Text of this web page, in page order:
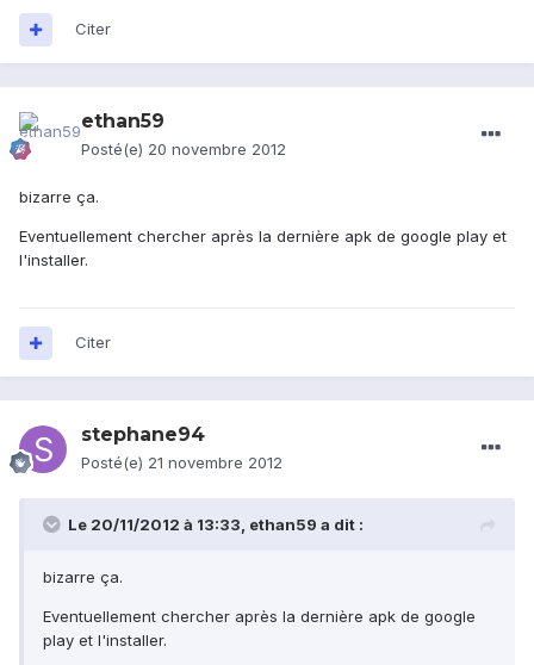
Citer
ethan59
Posté(e) 20 novembre 2012
bizarre ça.
Eventuellement chercher après la dernière apk de google play et
l'installer.
Citer
stephane94
Posté(e) 21 novembre 2012
Le 20/11/2012 à 13:33, ethan59 a dit :
bizarre ça.
Eventuellement chercher après la dernière apk de google
play et l'installer.